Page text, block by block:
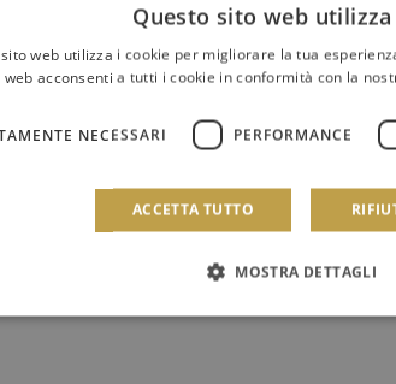
VIOLA
Garibaldi - Via F. Turati 2 – Palermo
documento di identità. I minorenni
Questo sito web
web utilizza i cookie per migliorare la tua
web acconsenti a tutti i cookie in conformità con la
NECESSARI PERFORMANCE
ACCETTA TUTTO
MOSTRA DETTAGLI